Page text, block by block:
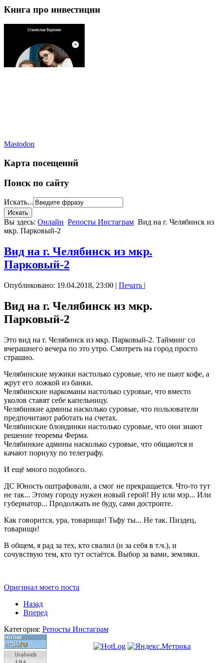
Книга про инвестиции
Mastodon
Карта посещений
Поиск по сайту
Искать...
Вы здесь: Онлайн Репосты Инстаграм Вид на г. Челябинск из
мкр. Парковый-2
Вид на г. Челябинск из мкр.
Парковый-2
Опубликовано: 19.04.2018, 23:00 | Печать |
Вид на г. Челябинск из мкр.
Парковый-2
Это вид на г. Челябинск из мкр. Парковый-2. Тайминг со
вчерашнего вечера по это утро. Смотреть на город просто
страшно.
Челябинские мужики настолько суровые, что не пьют кофе, а
жрут его ложкой из банки.
Челябинские наркоманы настолько суровые, что вместо
уколов ставят себе капельницу.
Челябинкие админы насколько суровые, что пользователи
предпочитают работать на счетах.
Челябинские блондинки настолько суровые, что они знают
решение теоремы Ферма.
Челябинкие админы насколько суровые, что общаются и
качают порнуху по телеграфу.
И ещё много подобного.
ДС Юность оштрафовали, а смог не прекращается. Что-то тут
не так... Этому городу нужен новый герой! Ну или мэр... Или
губернатор... Продолжать не буду, сами достроите.
Как говорится, ура, товарищи! Тьфу ты... Не так. Пиздец,
товарищи!
В общем, я рад за тех, кто свалил (и за себя в т.ч.), и
сочувствую тем, кто тут остаётся. Выбор за вами, земляки.
Оригинал моего поста
Назад
Вперед
Категория: Репосты Инстаграм